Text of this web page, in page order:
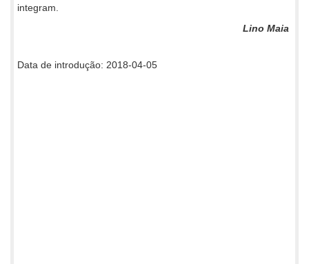
integram.
Lino Maia
Data de introdução: 2018-04-05